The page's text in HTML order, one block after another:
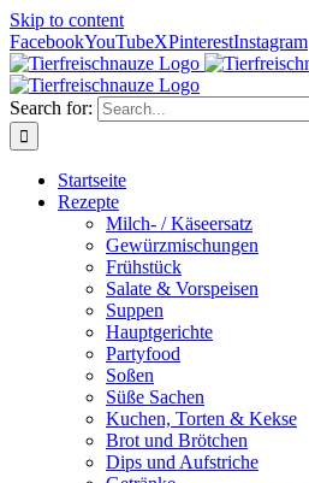
Skip to content
FacebookYouTubeXPinterestInstagram
Search for:
Startseite
Rezepte
Milch- / Käseersatz
Gewürzmischungen
Frühstück
Salate & Vorspeisen
Suppen
Hauptgerichte
Partyfood
Soßen
Süße Sachen
Kuchen, Torten & Kekse
Brot und Brötchen
Dips und Aufstriche